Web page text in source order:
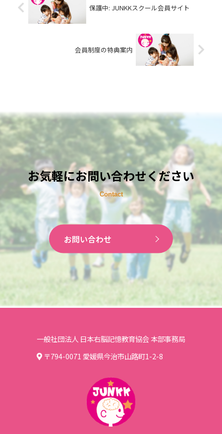
保護中: JUNKKスクール会員サイト
会員制度の特典案内
お気軽にお問い合わせください
お問い合わせ
一般社団法人 日本右脳記憶教育協会 本部事務局
〒794-0071 愛媛県今治市山路町1-2-8